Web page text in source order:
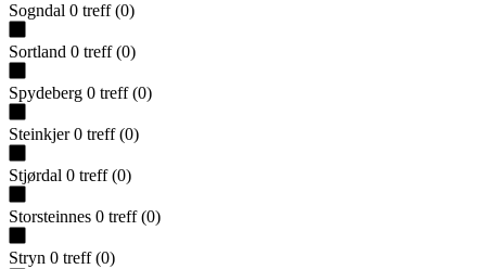
Sogndal 0 treff (0)
Sortland 0 treff (0)
Spydeberg 0 treff (0)
Steinkjer 0 treff (0)
Stjørdal 0 treff (0)
Storsteinnes 0 treff (0)
Stryn 0 treff (0)